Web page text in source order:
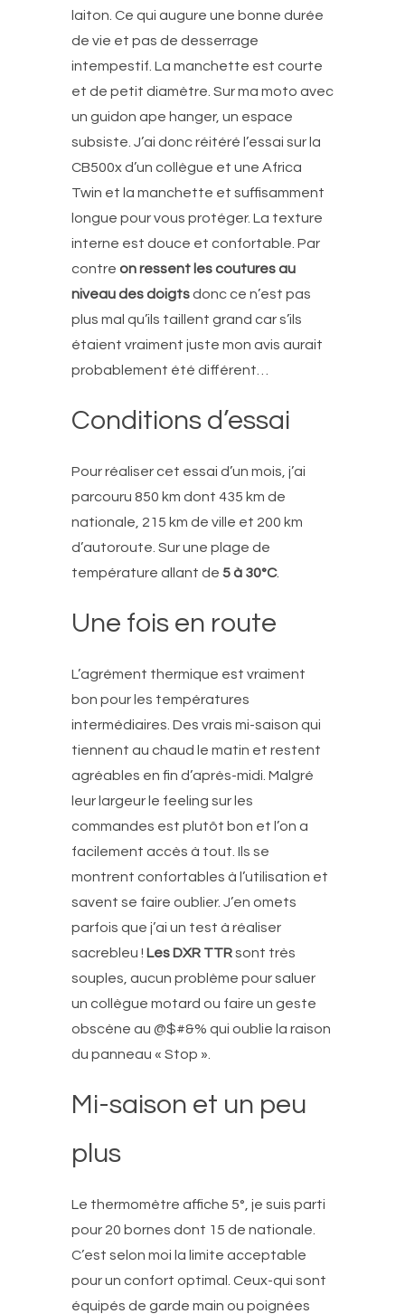
laiton. Ce qui augure une bonne durée
de vie et pas de desserrage
intempestif. La manchette est courte
et de petit diamètre. Sur ma moto avec
un guidon ape hanger, un espace
subsiste. J’ai donc réitéré l’essai sur la
CB500x d’un collègue et une Africa
Twin et la manchette et suffisamment
longue pour vous protéger. La texture
interne est douce et confortable. Par
contre on ressent les coutures au
niveau des doigtsdonc ce n’est pas
plus mal qu’ils taillent grand car s’ils
étaient vraiment juste mon avis aurait
probablement été différent…
Conditions d’essai
Pour réaliser cet essai d’un mois, j’ai
parcouru 850 km dont 435 km de
nationale, 215 km de ville et 200 km
d’autoroute. Sur une plage de
température allant de 5 à 30°C.
Une fois en route
L’agrément thermique est vraiment
bon pour les températures
intermédiaires. Des vrais mi-saison qui
tiennent au chaud le matin et restent
agréables en fin d’après-midi. Malgré
leur largeur le feeling sur les
commandes est plutôt bon et l’on a
facilement accès à tout. Ils se
montrent confortables à l’utilisation et
savent se faire oublier. J’en omets
parfois que j’ai un test à réaliser
sacrebleu ! Les DXR TTRsont très
souples, aucun problème pour saluer
un collègue motard ou faire un geste
obscène au @$#&% qui oublie la raison
du panneau « Stop ».
Mi-saison et un peu
plus
Le thermomètre affiche 5°, je suis parti
pour 20 bornes dont 15 de nationale.
C’est selon moi la limite acceptable
pour un confort optimal. Ceux-qui sont
équipés de garde main ou poignées